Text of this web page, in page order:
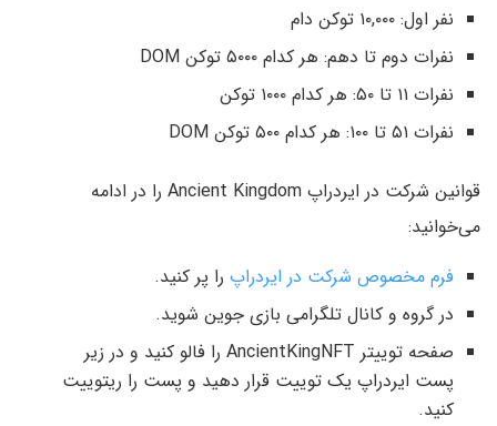
نفر اول: ۱۰,۰۰۰ توکن دام
نفرات دوم تا دهم: هر کدام ۵۰۰۰ توکن DOM
نفرات ۱۱ تا ۵۰: هر کدام ۱۰۰۰ توکن
نفرات ۵۱ تا ۱۰۰: هر کدام ۵۰۰ توکن DOM
قوانین شرکت در ایردراپ Ancient Kingdom را در ادامه
می‌خوانید:
فرم مخصوص شرکت در ایردراپ را پر کنید.
در گروه و کانال تلگرامی بازی جوین شوید.
صفحه توییتر AncientKingNFT را فالو کنید و در زیر
پست ایردراپ یک توییت قرار دهید و پست را ریتوییت
کنید.